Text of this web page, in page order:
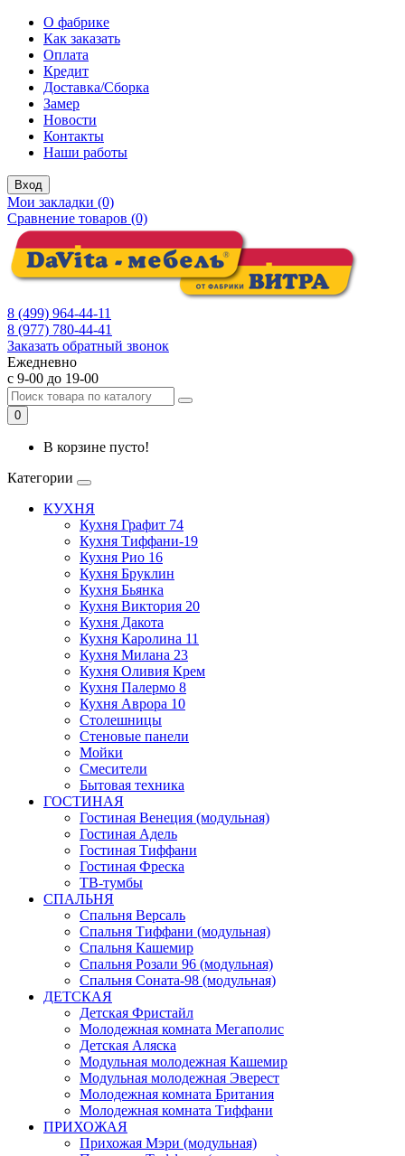
О фабрике
Как заказать
Оплата
Кредит
Доставка/Сборка
Замер
Новости
Контакты
Наши работы
Вход
Мои закладки (0)
Сравнение товаров (0)
8 (499) 964-44-11
8 (977) 780-44-41
Заказать обратный звонок
Ежедневно
с 9-00 до 19-00
0
В корзине пусто!
Категории
КУХНЯ
Кухня Графит 74
Кухня Тиффани-19
Кухня Рио 16
Кухня Бруклин
Кухня Бьянка
Кухня Виктория 20
Кухня Дакота
Кухня Каролина 11
Кухня Милана 23
Кухня Оливия Крем
Кухня Палермо 8
Кухня Аврора 10
Столешницы
Стеновые панели
Мойки
Смесители
Бытовая техника
ГОСТИНАЯ
Гостиная Венеция (модульная)
Гостиная Адель
Гостиная Тиффани
Гостиная Фреска
ТВ-тумбы
СПАЛЬНЯ
Спальня Версаль
Спальня Тиффани (модульная)
Спальня Кашемир
Спальня Розали 96 (модульная)
Спальня Соната-98 (модульная)
ДЕТСКАЯ
Детская Фристайл
Молодежная комната Мегаполис
Детская Аляска
Модульная молодежная Кашемир
Модульная молодежная Эверест
Молодежная комната Британия
Молодежная комната Тиффани
ПРИХОЖАЯ
Прихожая Мэри (модульная)